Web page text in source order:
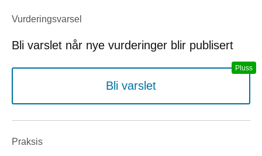
Vurderings­varsel
Bli varslet når nye vurderinger blir publisert
Bli varslet
Praksis